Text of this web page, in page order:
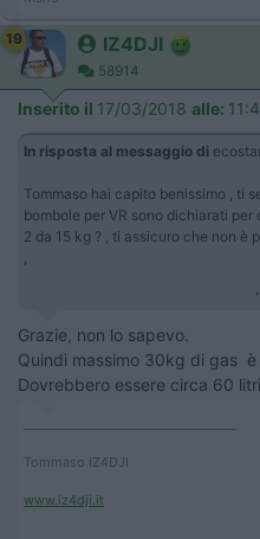
19 IZ4DJI
58914
Inserito il 17/03/2018 alle:
In risposta al messaggio di
Tommaso hai capito benissimo , ti
bombole per VR sono dichiarati
2 da 15 kg ? , ti assicuro che non è
Grazie, non lo sapevo.
Quindi massimo 30kg di gas
Dovrebbero essere circa 60
Tommaso IZ4DJI
www.iz4dji.it